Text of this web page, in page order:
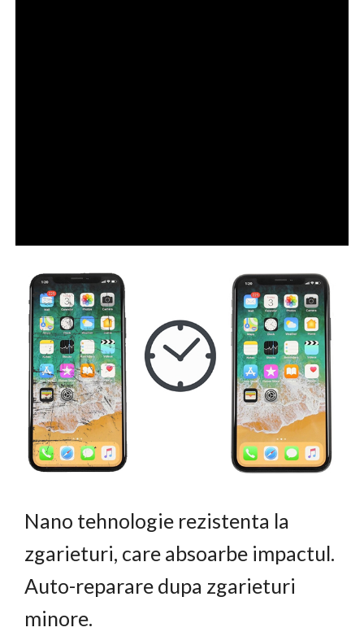
Nano tehnologie rezistenta la
zgarieturi, care absoarbe impactul.
Auto-reparare dupa zgarieturi
minore.